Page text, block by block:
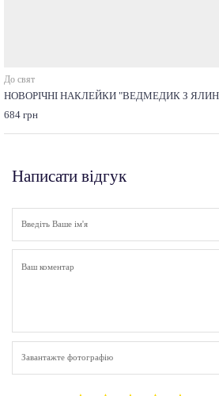
До свят
НОВОРІЧНІ НАКЛЕЙКИ "ВЕДМЕДИК З
684 грн
Написати відгук
Завантажте фотографію